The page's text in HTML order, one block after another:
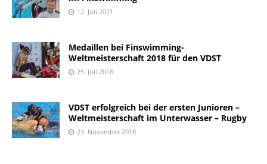
12. Juli 2021
Medaillen bei Finswimming-
Weltmeisterschaft 2018 für den VDST
25. Juli 2018
VDST erfolgreich bei der ersten Junioren –
Weltmeisterschaft im Unterwasser – Rugby
23. November 2018